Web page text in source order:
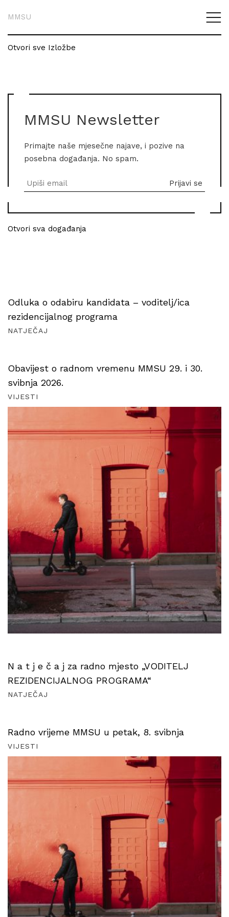
MMSU
Otvori sve Izložbe
MMSU Newsletter
Primajte naše mjesečne najave, i pozive na
posebna događanja. No spam.
Otvori sva događanja
Odluka o odabiru kandidata – voditelj/ica
rezidencijalnog programa
NATJEČAJ
Obavijest o radnom vremenu MMSU 29. i 30.
svibnja 2026.
VIJESTI
N a t j e č a j za radno mjesto „VODITELJ
REZIDENCIJALNOG PROGRAMA“
NATJEČAJ
Radno vrijeme MMSU u petak, 8. svibnja
VIJESTI